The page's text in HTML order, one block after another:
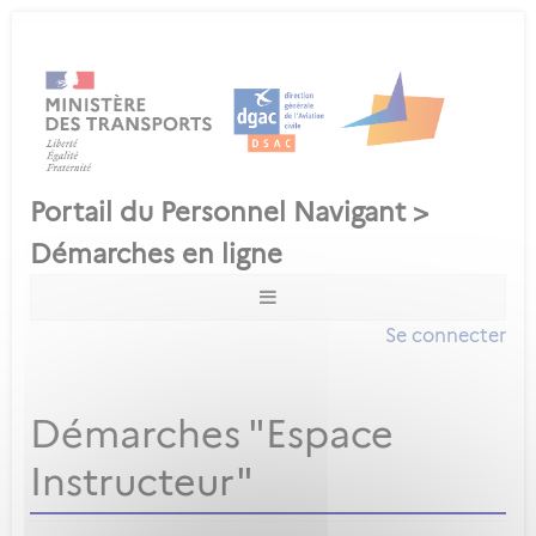
Se connecter
Démarches "Espace
Instructeur"